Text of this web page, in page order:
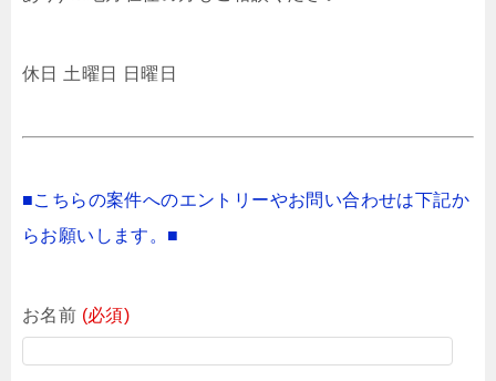
休日 土曜日 日曜日
■こちらの案件へのエントリーやお問い合わせは下記か
らお願いします。■
お名前 (必須)